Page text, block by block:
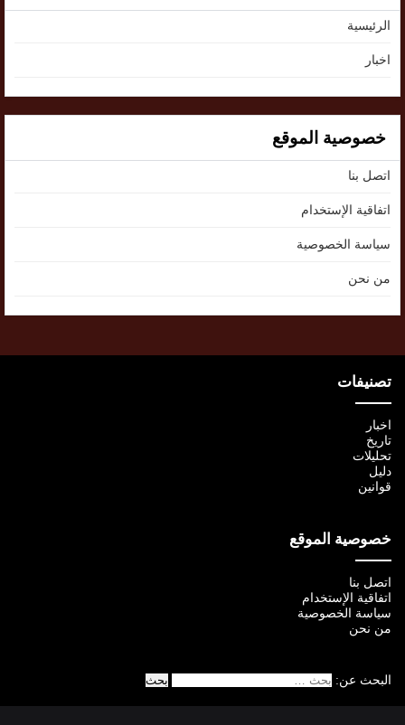
الرئيسية
اخبار
خصوصية الموقع
اتصل بنا
اتفاقية الإستخدام
سياسة الخصوصية
من نحن
تصنيفات
اخبار
تاريخ
تحليلات
دليل
قوانين
خصوصية الموقع
اتصل بنا
اتفاقية الإستخدام
سياسة الخصوصية
من نحن
البحث عن: